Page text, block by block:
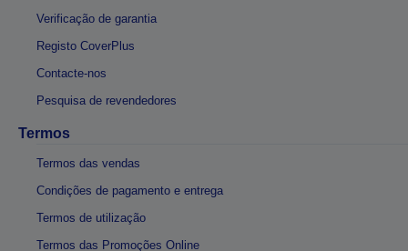
Verificação de garantia
Registo CoverPlus
Contacte-nos
Pesquisa de revendedores
Termos
Termos das vendas
Condições de pagamento e entrega
Termos de utilização
Termos das Promoções Online